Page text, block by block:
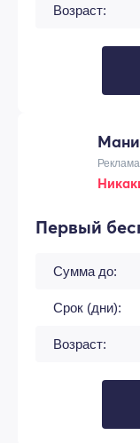
Возраст:
Первый
Сумма до:
Срок (дни):
Возраст: